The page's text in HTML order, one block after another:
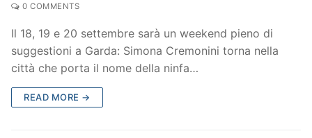
0 COMMENTS
Il 18, 19 e 20 settembre sarà un weekend pieno di
suggestioni a Garda: Simona Cremonini torna nella
città che porta il nome della ninfa…
READ MORE →